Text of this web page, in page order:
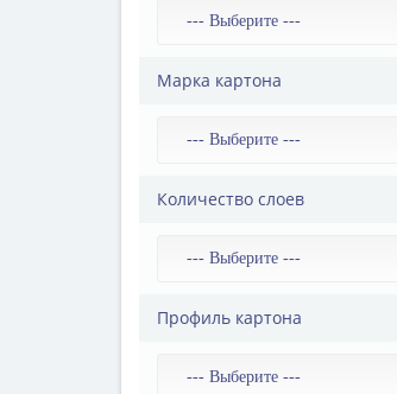
Марка картона
Количество слоев
Профиль картона